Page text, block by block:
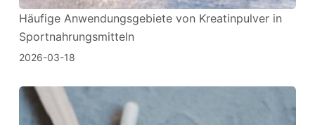
Häufige Anwendungsgebiete von Kreatinpulver in
Sportnahrungsmitteln
2026-03-18